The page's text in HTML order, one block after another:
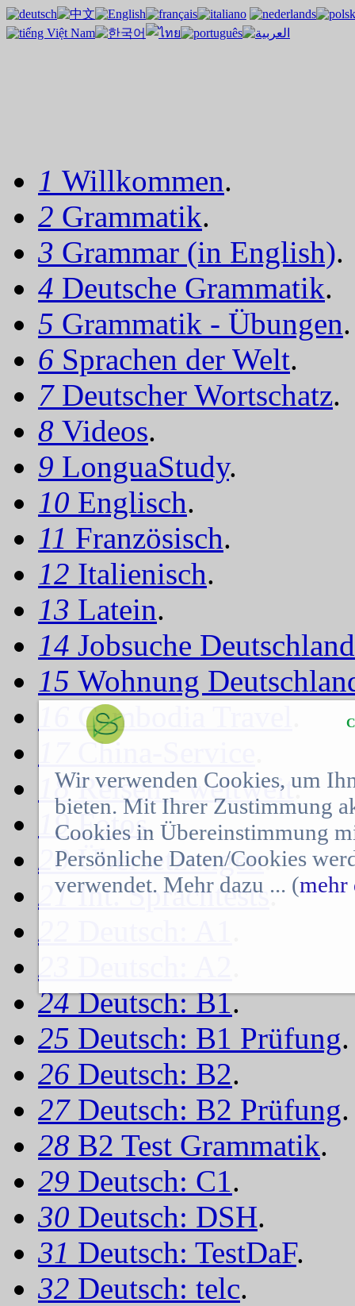
1 Willkommen.
2 Grammatik.
3 Grammar (in English).
4 Deutsche Grammatik.
5 Grammatik - Übungen.
6 Sprachen der Welt.
7 Deutscher Wortschatz.
8 Videos.
9 LonguaStudy.
10 Englisch.
11 Französisch.
12 Italienisch.
13 Latein.
14 Jobsuche Deutschland
15 Wohnung
Cambodia Travel
China-Service
18Reisen - weltweit.
19Fotos.
20Übersetzungen.
21Int. Sprachtests .
22
23
24Deutsch: B1.
25 Deutsch: B1 Prüfung.
26 Deutsch: B2.
27 Deutsch: B2 Prüfung.
28 B2 Test Grammatik.
29 Deutsch: C1.
30 Deutsch: DSH.
31 Deutsch: TestDaF.
32 Deutsch: telc.
Wir verwenden Cookies, um
bieten. Mit Ihrer Zustimmung
Cookies in Übereinstimmung
Persönliche Daten/Cookies
verwendet. Mehr dazu ... (mehr